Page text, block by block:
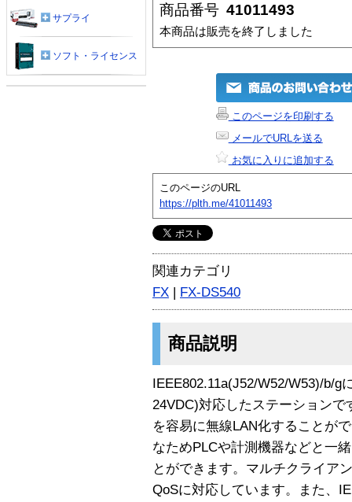
商品番号 41011493
本商品は販売を終了しました
このページを印刷する
メールでURLを送る
お気に入りに追加する
このページのURL
https://plth.me/41011493
関連カテゴリ
FX | FX-DS540
商品説明
IEEE802.11a(J52/W52/W53)/b/g
24VDC)対応したステーション
を容易に無線LAN化することが
なためPLCや計測機器などと一
とができます。マルチクライア
QoSに対応しています。また、
サプライ
ソフト・ライセンス